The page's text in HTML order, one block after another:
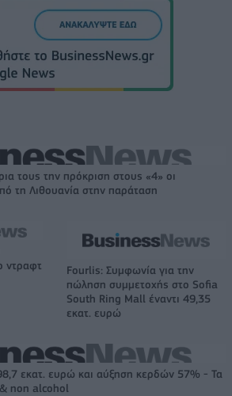
τους την πρόκριση στους «4» οι
τη Λιθουανία στην παράταση
ντραφτ
Fourlis: Συμφωνία για την
πώληση συμμετοχής στο Sofia
South Ring Mall έναντι 49,35
εκατ. ευρώ
εκατ. ευρώ και αύξηση κερδών 57% - Τα
non alcohol